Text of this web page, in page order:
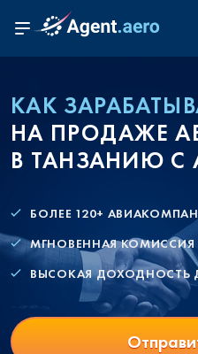
КАК
НА ПРОДАЖЕ
В ТАНЗАНИЮ С
БОЛЕЕ 120+
МГНОВЕННАЯ КОМИССИЯ
ВЫСОКАЯ ДОХОДНОСТЬ